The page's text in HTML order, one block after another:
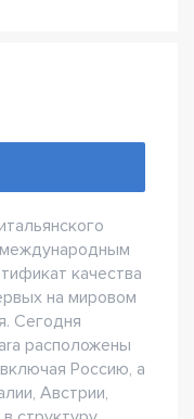
международным
качества
на мировом
Сегодня
расположены
Россию, а
Австрии,